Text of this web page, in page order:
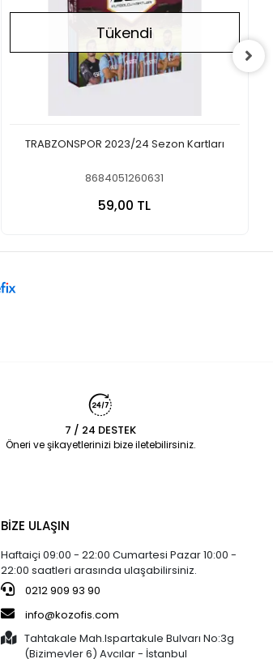
Tükendi
TRABZONSPOR 2023/24 Sezon Kartları
8684051260631
59,00 TL
7 / 24 DESTEK
Öneri ve şikayetlerinizi bize iletebilirsiniz.
BİZE ULAŞIN
Haftaiçi 09:00 - 22:00 Cumartesi Pazar 10:00 -
22:00 saatleri arasında ulaşabilirsiniz.
0212 909 93 90
info@kozofis.com
Tahtakale Mah.Ispartakule Bulvarı No:3g
(Bizimevler 6) Avcılar - İstanbul